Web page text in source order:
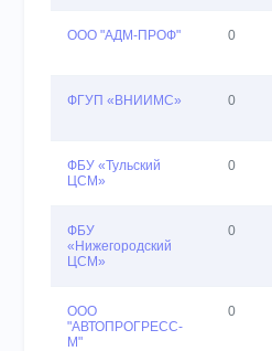
ООО "АДМ-ПРОФ" 0
ФГУП «ВНИИМС» 0
ФБУ «Тульский
ЦСМ»
0
ФБУ
«Нижегородский
ЦСМ»
0
ООО
"АВТОПРОГРЕСС-
М"
0